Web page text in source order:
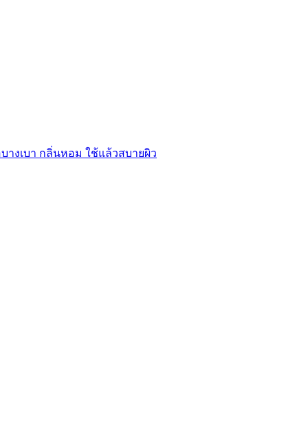
บางเบา กลิ่นหอม ใช้แล้วสบายผิว